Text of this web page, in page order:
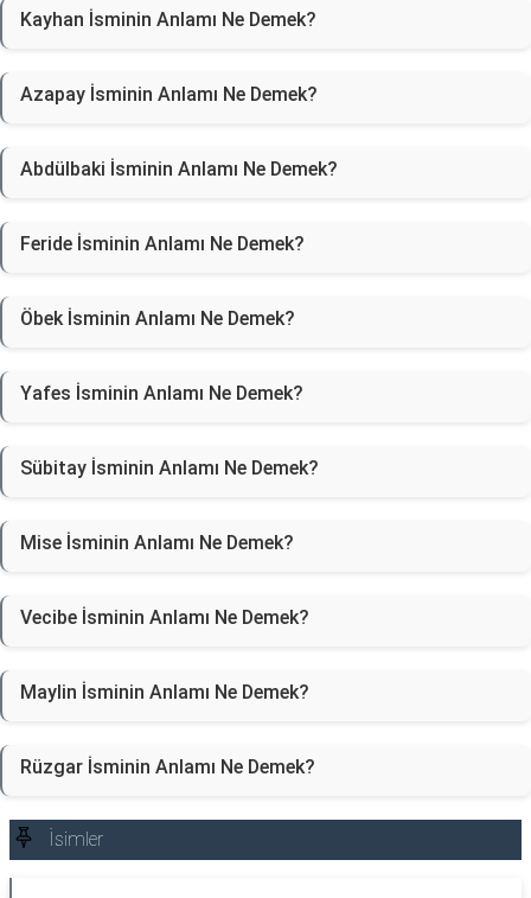
Kayhan İsminin Anlamı Ne Demek?
Azapay İsminin Anlamı Ne Demek?
Abdülbaki İsminin Anlamı Ne Demek?
Feride İsminin Anlamı Ne Demek?
Öbek İsminin Anlamı Ne Demek?
Yafes İsminin Anlamı Ne Demek?
Sübitay İsminin Anlamı Ne Demek?
Mise İsminin Anlamı Ne Demek?
Vecibe İsminin Anlamı Ne Demek?
Maylin İsminin Anlamı Ne Demek?
Rüzgar İsminin Anlamı Ne Demek?
İsimler